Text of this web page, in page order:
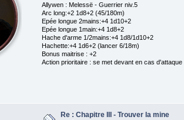
Allywen : Melessë - Guerrier niv.5
Arc long:+2 1d8+2 (45/180m)
Epée longue 2mains:+4 1d10+2
Epée longue 1main:+4 1d8+2
Hache d'arme 1/2mains:+4 1d8/1d10+2
Hachette:+4 1d6+2 (lancer 6/18m)
Bonus maitrise : +2
Action prioritaire : se met devant en cas d'attaque
Re : Chapitre III - Trouver la mine